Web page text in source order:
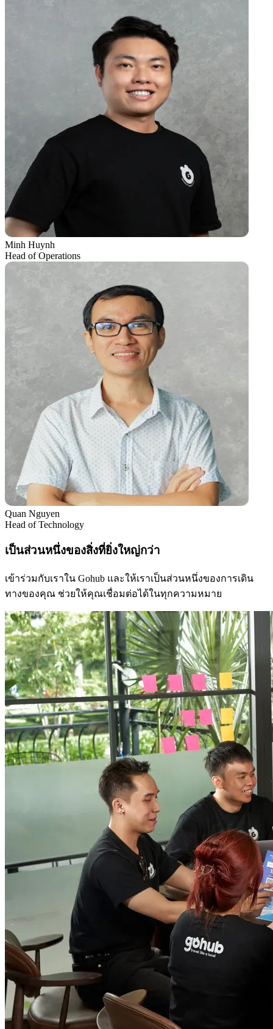
Minh Huynh
Head of Operations
Quan Nguyen
Head of Technology
เป็นส่วนหนึ่งของสิ่งที่ยิ่งใหญ่กว่า
เข้าร่วมกับเราใน Gohub และให้เราเป็นส่วนหนึ่งของการเดิน
ทางของคุณ ช่วยให้คุณเชื่อมต่อได้ในทุกความหมาย